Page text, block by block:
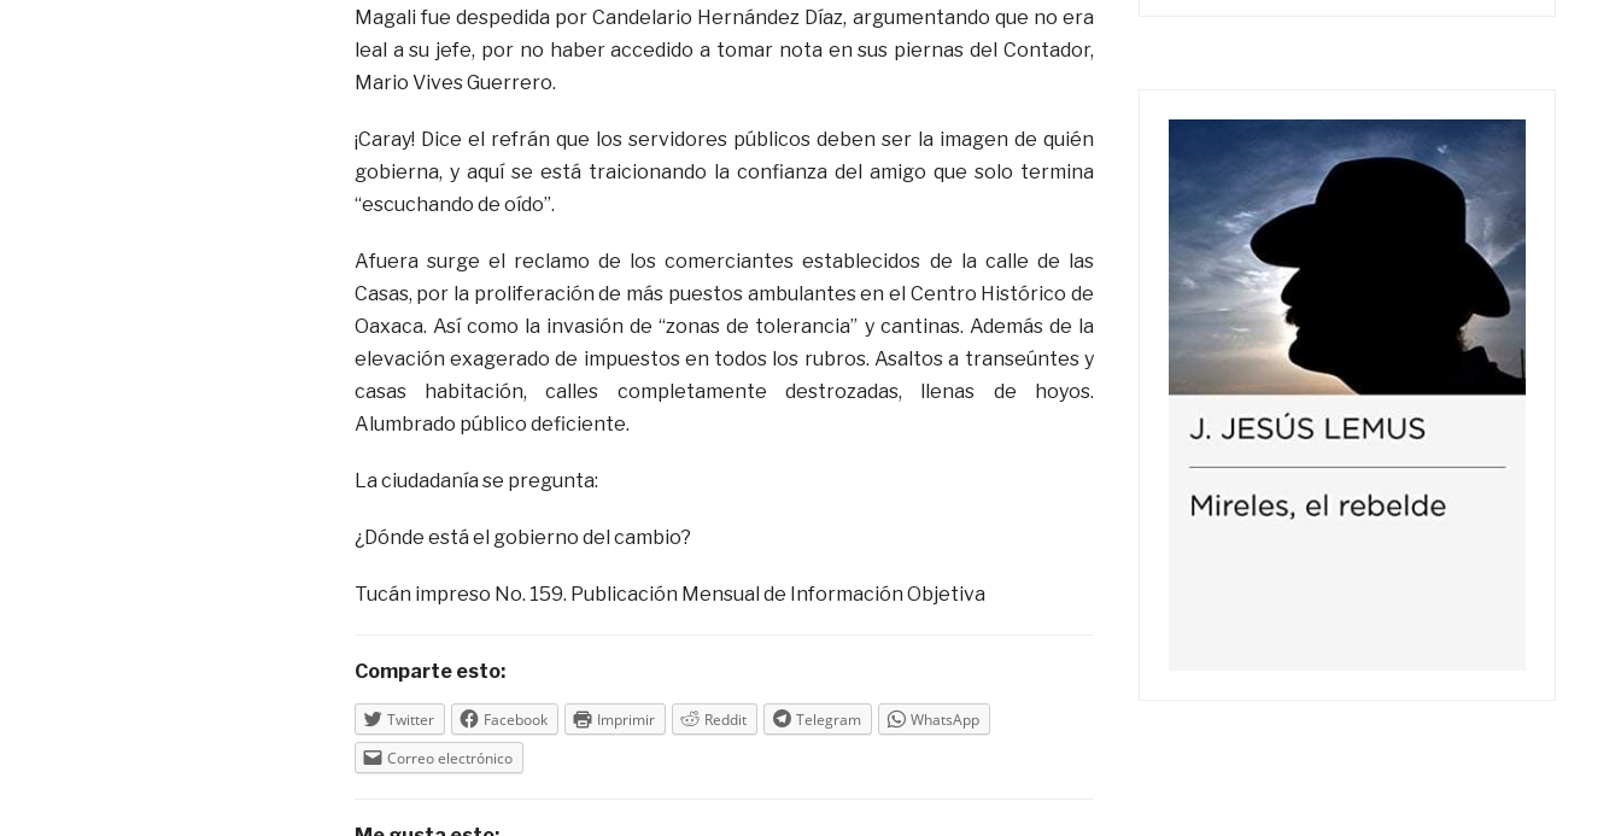
Magali fue despedida por Candelario Hernández Díaz, argumentando que no era
leal a su jefe, por no haber accedido a tomar nota en sus piernas del Contador,
Mario Vives Guerrero.
¡Caray! Dice el refrán que los servidores públicos deben ser la imagen de quién
gobierna, y aquí se está traicionando la confianza del amigo que solo termina
“escuchando de oído”.
Afuera surge el reclamo de los comerciantes establecidos de la calle de las
Casas, por la proliferación de más puestos ambulantes en el Centro Histórico de
Oaxaca. Así como la invasión de “zonas de tolerancia” y cantinas. Además de la
elevación exagerado de impuestos en todos los rubros. Asaltos a transeúntes y
casas habitación, calles completamente destrozadas, llenas de hoyos.
Alumbrado público deficiente.
La ciudadanía se pregunta:
¿Dónde está el gobierno del cambio?
Tucán impreso No. 159. Publicación Mensual de Información Objetiva
Comparte esto:
Twitter Facebook Imprimir Reddit Telegram
WhatsApp
Correo electrónico